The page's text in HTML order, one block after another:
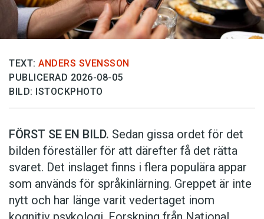
TEXT: ANDERS SVENSSON
PUBLICERAD 2026-08-05
BILD: ISTOCKPHOTO
FÖRST SE EN BILD. Sedan gissa ordet för det
bilden föreställer för att därefter få det rätta
svaret. Det inslaget finns i flera populära appar
som används för språkinlärning. Greppet är inte
nytt och har länge varit vedertaget inom